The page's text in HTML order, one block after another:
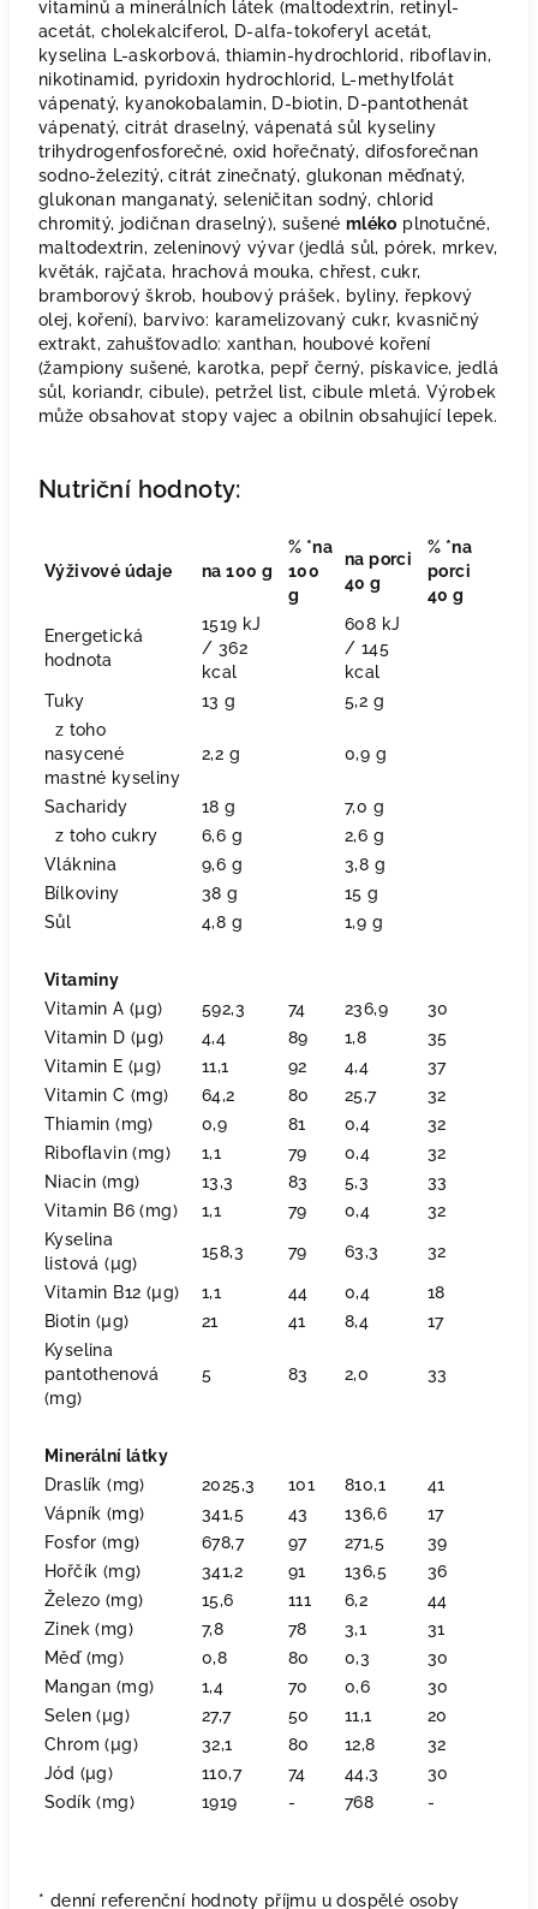
vitaminů a minerálních látek (maltodextrin, retinyl-
acetát, cholekalciferol, D-alfa-tokoferyl acetát,
kyselina L-askorbová, thiamin-hydrochlorid, riboflavin,
nikotinamid, pyridoxin hydrochlorid, L-methylfolát
vápenatý, kyanokobalamin, D-biotin, D-pantothenát
vápenatý, citrát draselný, vápenatá sůl kyseliny
trihydrogenfosforečné, oxid hořečnatý, difosforečnan
sodno-železitý, citrát zinečnatý, glukonan měďnatý,
glukonan manganatý, seleničitan sodný, chlorid
chromitý, jodičnan draselný), sušené mléko plnotučné,
maltodextrin, zeleninový vývar (jedlá sůl, pórek, mrkev,
květák, rajčata, hrachová mouka, chřest, cukr,
bramborový škrob, houbový prášek, byliny, řepkový
olej, koření), barvivo: karamelizovaný cukr, kvasničný
extrakt, zahušťovadlo: xanthan, houbové koření
(žampiony sušené, karotka, pepř černý, pískavice, jedlá
sůl, koriandr, cibule), petržel list, cibule mletá. Výrobek
může obsahovat stopy vajec a obilnin obsahující lepek.
Nutriční hodnoty:
Výživové údaje na 100 g
% *na
100
g
na porci
40 g
% *na
porci
40 g
Energetická
hodnota
1519 kJ
/ 362
kcal
608 kJ
/ 145
kcal
Tuky
13 g
5,2 g
z toho
nasycené
mastné kyseliny
2,2 g 0,9 g
Sacharidy 18 g
7,0 g
z toho cukry
6,6 g
2,6 g
Vláknina
9,6 g
3,8 g
Bílkoviny
38 g
15 g
Sůl
4,8 g 1,9 g
Vitaminy
Vitamin A (µg)
592,3 74 236,9
30
Vitamin D (µg)
4,4 89 1,8
35
Vitamin E (µg)
11,1 92 4,4
37
Vitamin C (mg)
64,2 80 25,7
32
Thiamin (mg)
0,9 81 0,4
32
Riboflavin (mg)
1,1 79 0,4
32
Niacin (mg)
13,3 83 5,3
33
Vitamin B6 (mg)
1,1 79 0,4
32
Kyselina
listová (µg)
158,3 79 63,3 32
Vitamin B12 (µg) 1,1 44 0,4
18
Biotin (µg)
21 41 8,4
17
Kyselina
pantothenová
(mg)
5 83 2,0 33
Minerální látky
Draslík (mg)
2025,3 101 810,1
41
Vápník (mg)
341,5 43 136,6
17
Fosfor (mg)
678,7 97 271,5
39
Hořčík (mg)
341,2 91 136,5
36
Železo (mg)
15,6 111 6,2
44
Zinek (mg)
7,8 78 3,1
31
Měď (mg)
0,8 80 0,3
30
Mangan (mg)
1,4 70 0,6
30
Selen (µg)
27,7 50 11,1
20
Chrom (µg)
32,1 80 12,8
32
Jód (µg)
110,7 74 44,3
30
Sodík (mg)
1919 - 768 -
* denní referenční hodnoty příjmu u dospělé osoby